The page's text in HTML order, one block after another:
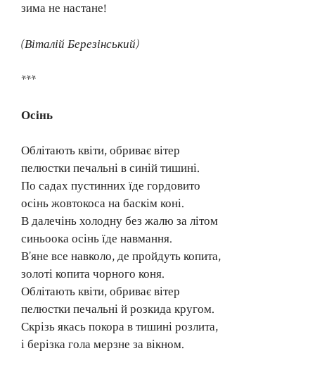
зима не настане!
(Віталій Березінський)
***
Осінь
Облітають квіти, обриває вітер
пелюстки печальні в синій тишині.
По садах пустинних їде гордовито
осінь жовтокоса на баскім коні.
В далечінь холодну без жалю за літом
синьоока осінь їде навмання.
В’яне все навколо, де пройдуть копита,
золоті копита чорного коня.
Облітають квіти, обриває вітер
пелюстки печальні й розкида кругом.
Скрізь якась покора в тишині розлита,
і берізка гола мерзне за вікном.